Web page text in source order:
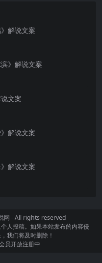
解说文案
》解说文案
文案
解说文案
解说文案
网 - All rights reserved
人投稿。如果本站发布的内容侵
我们将及时删除！
员开放注册中